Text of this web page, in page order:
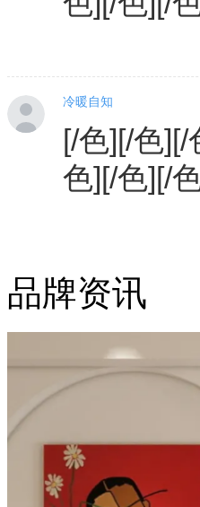
冷暖自知
[/色][/色][/
色][/色][/
品牌资讯